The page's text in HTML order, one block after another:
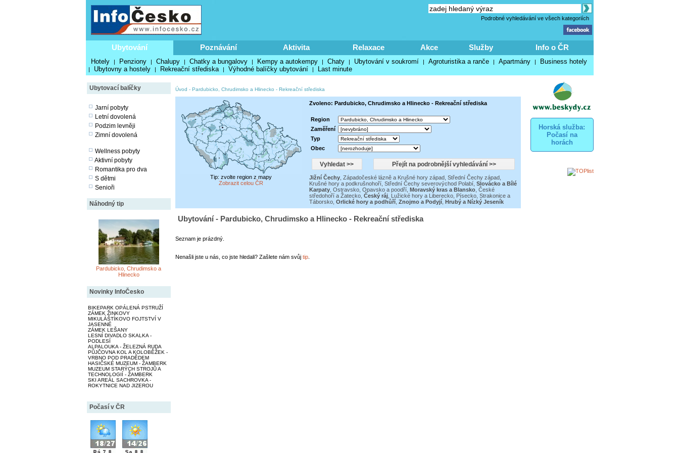
Podrobné vyhledávání ve všech kategoriích
Ubytování Poznávání Aktivita Relaxace Akce Služby Info o ČR
Hotely | Penziony | Chalupy | Chatky a bungalovy | Kempy a autokempy | Chaty | Ubytování v soukromí | Agroturistika a ranče | Apartmány | Business hotely
| Ubytovny a hostely | Rekreační střediska | Výhodné balíčky ubytování | Last minute
Ubytovací balíčky
Jarní pobyty
Letní dovolená
Podzim levněji
Zimní dovolená
Wellness pobyty
Aktivní pobyty
Romantika pro dva
S dětmi
Senioři
Náhodný tip
Pardubicko, Chrudimsko a
Hlinecko
Novinky InfoČesko
BIKEPARK OPÁLENÁ PSTRUŽÍ
ZÁMEK ŽINKOVY
MIKULÁŠTÍKOVO FOJTSTVÍ V
JASENNÉ
ZÁMEK LEŠANY
LESNÍ DIVADLO SKALKA -
PODLESÍ
ALPALOUKA - ŽELEZNÁ RUDA
PŮJČOVNA KOL A KOLOBĚŽEK -
VRBNO POD PRADĚDEM
HASIČSKÉ MUZEUM - ŽAMBERK
MUZEUM STARÝCH STROJŮ A
TECHNOLOGIÍ - ŽAMBERK
SKI AREÁL SACHROVKA -
ROKYTNICE NAD JIZEROU
Počasí v ČR
Horská služba:
Počasí na
horách
Úvod - Pardubicko, Chrudimsko a Hlinecko - Rekreační střediska
Tip: zvolte region z mapy
Zobrazit celou ČR
Zvoleno: Pardubicko, Chrudimsko a Hlinecko - Rekreační střediska
Region
Zaměření
Typ
Obec
Jižní Čechy, Západočeské lázně a Krušné hory západ, Střední Čechy západ,
Krušné hory a podkrušnohoří, Střední Čechy severovýchod Polabí, Slovácko a Bílé
Karpaty, Ostravsko, Opavsko a poodří, Moravský kras a Blansko, České
středohoří a Žatecko, Český ráj, Lužické hory a Liberecko, Písecko, Strakonice a
Táborsko, Orlické hory a podhůří, Znojmo a Podyjí, Hrubý a Nízký Jeseník
Ubytování - Pardubicko, Chrudimsko a Hlinecko - Rekreační střediska
Seznam je prázdný.
Nenašli jste u nás, co jste hledali? Zašlete nám svůj tip.